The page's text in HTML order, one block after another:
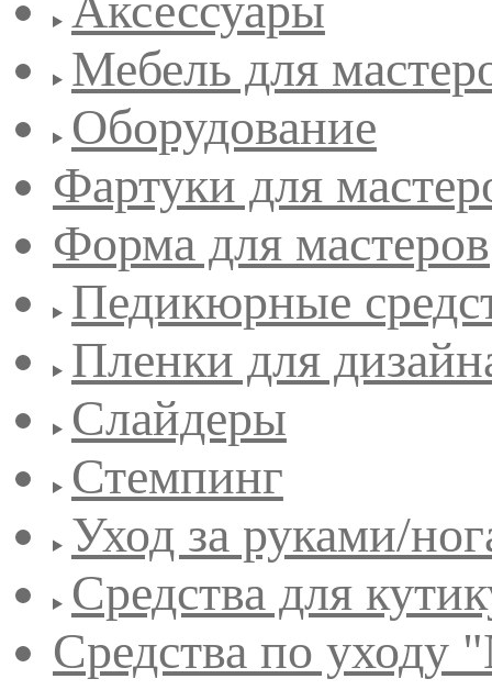
Мебель для
Оборудование
Фартуки для
Форма для мастеров
Педикюрные
Пленки для
Слайдеры
Стемпинг
Уход за руками/
Средства для
Средства по уходу